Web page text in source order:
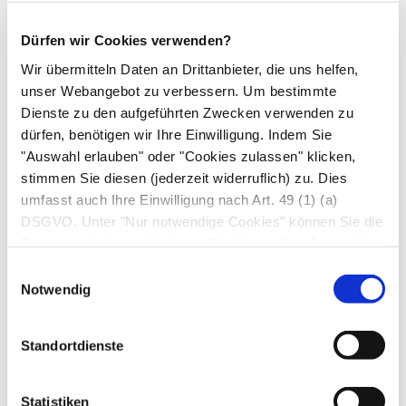
Dürfen wir Cookies verwenden?
Wir übermitteln Daten an Drittanbieter, die uns helfen,
unser Webangebot zu verbessern. Um bestimmte
Dienste zu den aufgeführten Zwecken verwenden zu
dürfen, benötigen wir Ihre Einwilligung. Indem Sie
"Auswahl erlauben" oder "Cookies zulassen" klicken,
stimmen Sie diesen (jederzeit widerruflich) zu. Dies
umfasst auch Ihre Einwilligung nach Art. 49 (1) (a)
DSGVO. Unter "Nur notwendige Cookies" können Sie die
Notwendig
Standortdienste
Statistiken
Risiken und Nebenwirkungen
Nasenspray:Gelegentlich kribbelt oder brennt
die Nasenschleimhaut oder der Rachen, die
Nase kann auch leicht bluten. Manchmal hat
man einen metallischen Geschmack im Mund.
Wenn Sie das Nasenspray zu lange nutzen,
schädigt das möglicherweise die
Nasenschleimhaut und die Nasenscheidewand.
Anzeichen dafür sind eine juckende, trockene
und/oder wunde Schleimhaut, eventuell mit
Pilzinfektionen
im Mundraum und Heiserkeit auf. Pilze erkennen